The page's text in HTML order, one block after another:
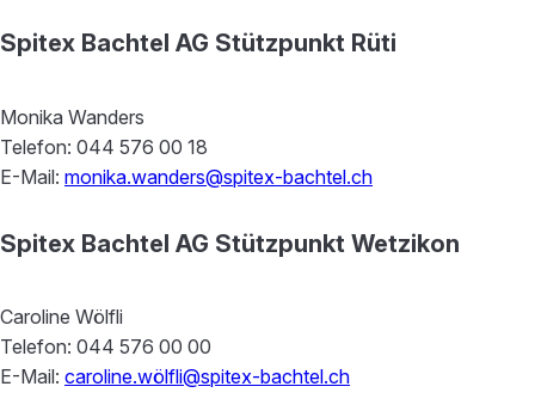
Spitex Bachtel AG Stützpunkt Rüti
Monika Wanders
Telefon: 044 576 00 18
E-Mail: monika.wanders@spitex-bachtel.ch
Spitex Bachtel AG Stützpunkt Wetzikon
Caroline Wölfli
Telefon: 044 576 00 00
E-Mail: caroline.wölfli@spitex-bachtel.ch